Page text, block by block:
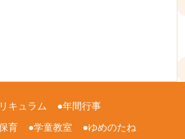
キュラム
年間行事
育 学童教室
ゆめのたね